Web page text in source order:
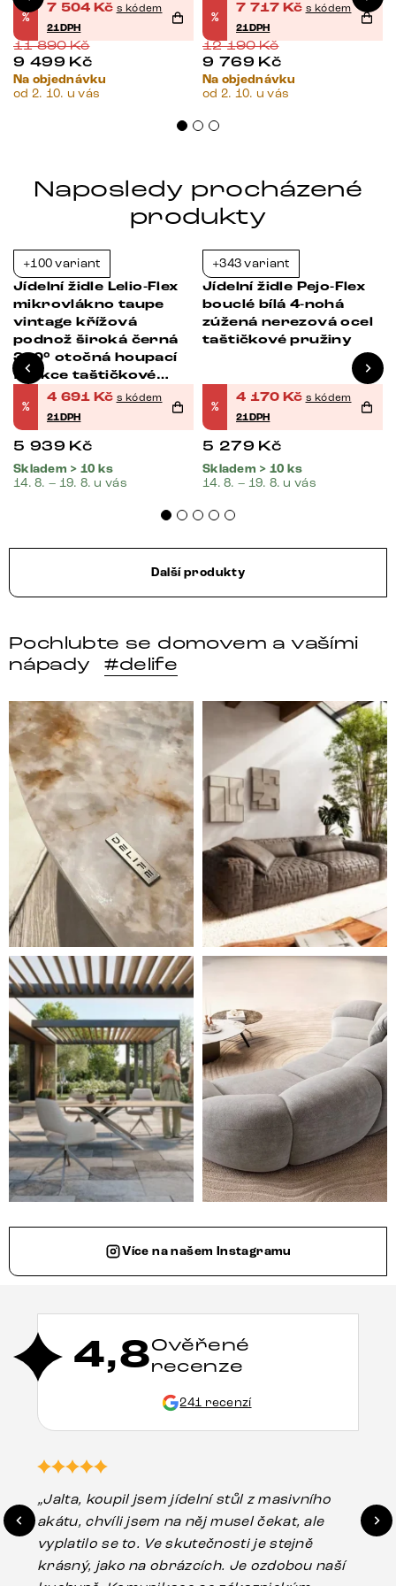
%
7 504 Kč s kódem
21DPH
11 890Kč
9 499 Kč
Na objednávku
od 2. 10. u vás
%
7 717 Kč s kódem
21DPH
12 190Kč
9 769 Kč
Na objednávku
od 2. 10. u vás
Naposledy procházené
produkty
+100 variant
Jídelní židle Lelio-Flex
mikrovlákno taupe
vintage křížová
podnož široká černá
360° otočná houpací
funkce taštičkové
pružiny
%
4 691 Kč s kódem
21DPH
5 939 Kč
Skladem > 10 ks
14. 8. – 19. 8. u vás
+343 variant
Jídelní židle Pejo-Flex
bouclé bílá 4-nohá
zúžená nerezová ocel
taštičkové pružiny
%
4 170 Kč s kódem
21DPH
5 279 Kč
Skladem > 10 ks
14. 8. – 19. 8. u vás
Další produkty
Pochlubte se domovem a vašími
nápady
#delife
DELIFE – Nábytek, který promění dům v domov. Domo
Místo, kam se budeš těšit
Styl, odolnost a společné chvíle pod širým nebem.
Ne každá pohovka je jen
Více na našem Instagramu
4,8Ověřené
recenze
241 recenzí
„Jalta, koupil jsem jídelní stůl z masivního
akátu, chvíli jsem na něj musel čekat, ale
vyplatilo se to. Ve skutečnosti je stejně
krásný, jako na obrázcích. Je ozdobou naší